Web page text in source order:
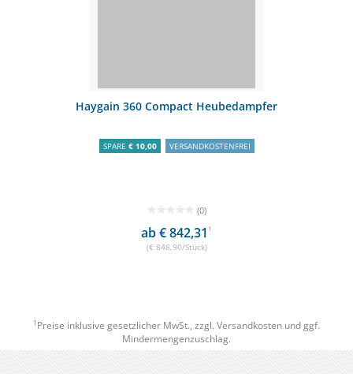
Haygain 360 Compact Heubedampfer
SPARE € 10,00 VERSANDKOSTENFREI
(0)
ab € 842,31 1
(€ 848,90/Stück)
1 Preise inklusive gesetzlicher MwSt., zzgl. Versandkosten und ggf.
Mindermengenzuschlag.